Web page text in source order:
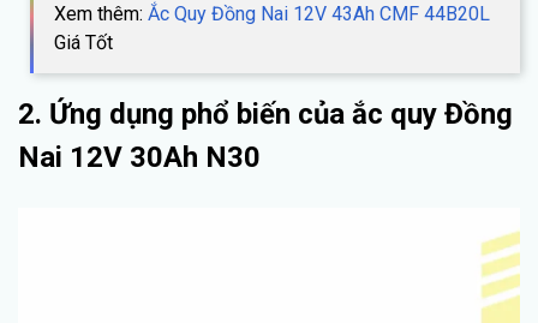
Xem thêm: Ắc Quy Đồng Nai 12V 43Ah CMF 44B20L
Giá Tốt
2. Ứng dụng phổ biến của ắc quy Đồng
Nai 12V 30Ah N30